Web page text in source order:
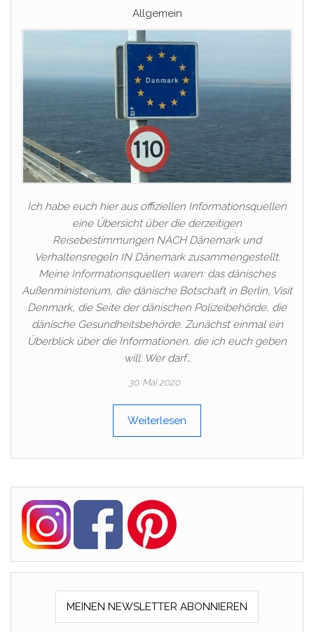
Allgemein
Ich habe euch hier aus offiziellen Informationsquellen
eine Übersicht über die derzeitigen
Reisebestimmungen NACH Dänemark und
Verhaltensregeln IN Dänemark zusammengestellt.
Meine Informationsquellen waren: das dänisches
Außenministerium, die dänische Botschaft in Berlin, Visit
Denmark, die Seite der dänischen Polizeibehörde, die
dänische Gesundheitsbehörde. Zunächst einmal ein
Überblick über die Informationen, die ich euch geben
will: Wer darf…
30. Mai 2020
Weiterlesen
MEINEN NEWSLETTER ABONNIEREN